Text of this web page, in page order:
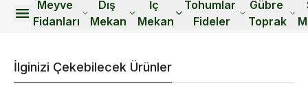
Meyve
Fidanları
Dış
Mekan
İç
Mekan
Tohumlar
Fideler
Gübre
Toprak
İlginizi Çekebilecek Ürünler